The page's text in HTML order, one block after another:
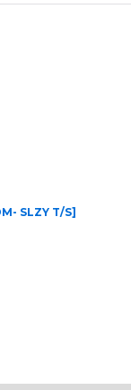
SLZY T/S]